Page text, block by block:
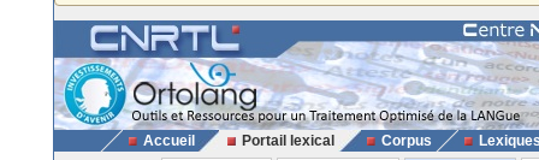
Accueil Portail lexical Corpus